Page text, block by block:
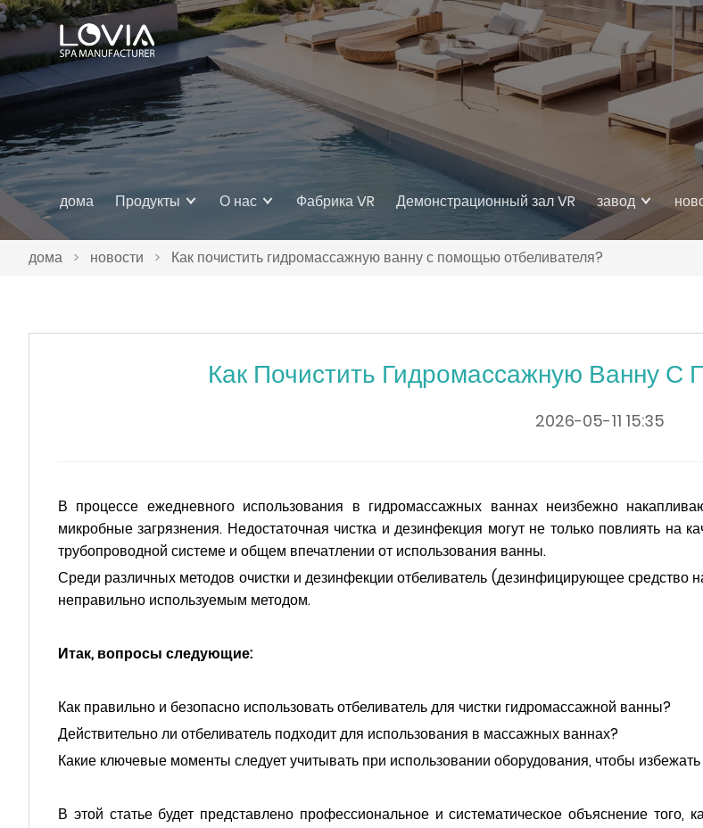
дома Продукты О нас Фабрика VR Демонстрационный зал VR завод
дома > новости > Как почистить гидромассажную ванну с помощью отбеливателя?
Как Почистить Гидромассажную Ванну
2026-05-11 15:35
В процессе ежедневного использования в гидромассажных ваннах неизбежно
микробные загрязнения. Недостаточная чистка и дезинфекция могут не только повлиять на
трубопроводной системе и общем впечатлении от использования ванны.
Среди различных методов очистки и дезинфекции отбеливатель (дезинфицирующее
неправильно используемым методом.
Итак, вопросы следующие:
Как правильно и безопасно использовать отбеливатель для чистки гидромассажной ванны?
Действительно ли отбеливатель подходит для использования в массажных ваннах?
Какие ключевые моменты следует учитывать при использовании оборудования, чтобы
В этой статье будет представлено профессиональное и систематическое объяснение